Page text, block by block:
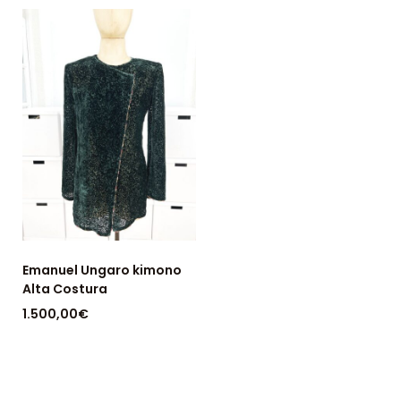
Emanuel Ungaro kimono
Alta Costura
1.500,00€